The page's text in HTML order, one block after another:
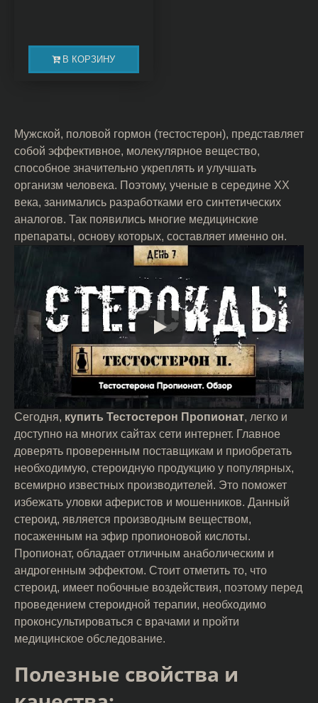
В КОРЗИНУ
Мужской, половой гормон (тестостерон), представляет
собой эффективное, молекулярное вещество,
способное значительно укреплять и улучшать
организм человека. Поэтому, ученые в середине ХХ
века, занимались разработками его синтетических
аналогов. Так появились многие медицинские
препараты, основу которых, составляет именно он.
Сегодня, купить Тестостерон Пропионат, легко и
доступно на многих сайтах сети интернет. Главное
доверять проверенным поставщикам и приобретать
необходимую, стероидную продукцию у популярных,
всемирно известных производителей. Это поможет
избежать уловки аферистов и мошенников. Данный
стероид, является производным веществом,
посаженным на эфир пропионовой кислоты.
Пропионат, обладает отличным анаболическим и
андрогенным эффектом. Стоит отметить то, что
стероид, имеет побочные воздействия, поэтому перед
проведением стероидной терапии, необходимо
проконсультироваться с врачами и пройти
медицинское обследование.
Полезные свойства и